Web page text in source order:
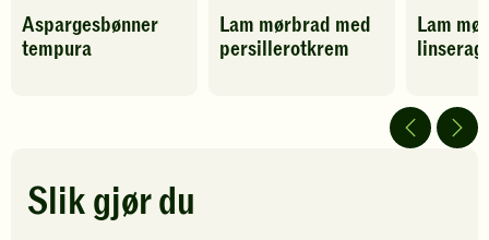
oppskriften
har
første
til
Aspargesbønner
tempura
oppskriften
har
Lam mørbrad med
persillerotkrem
har
av
5
Lam
Slik gjør du